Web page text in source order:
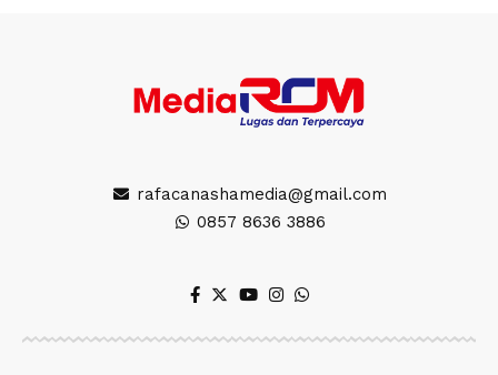
rafacanashamedia@gmail.com
0857 8636 3886